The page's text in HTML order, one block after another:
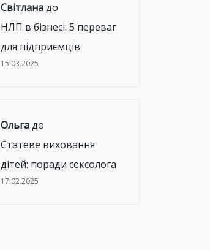
Світланадо
НЛП в бізнесі: 5 переваг
для підприємців
15.03.2025
Ольгадо
Статеве виховання
дітей: поради сексолога
17.02.2025